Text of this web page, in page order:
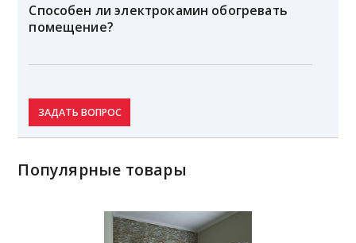
Способен ли электрокамин обогревать
помещение?
ЗАДАТЬ ВОПРОС
Популярные товары